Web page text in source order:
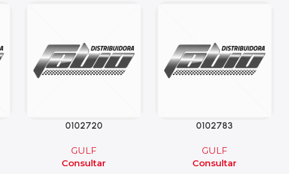
0102720
GULF
Consultar
0102783
GULF
Consultar